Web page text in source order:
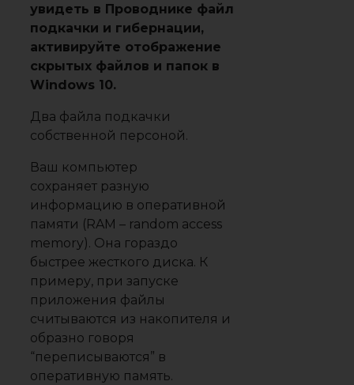
увидеть в Проводнике файл
подкачки и гибернации,
активируйте отображение
скрытых файлов и папок в
Windows 10.
Два файла подкачки
собственной персоной.
Ваш компьютер
сохраняет разную
информацию в оперативной
памяти (RAM – random access
memory). Она гораздо
быстрее жесткого диска. К
примеру, при запуске
приложения файлы
считываются из накопителя и
образно говоря
“переписываются” в
оперативную память.